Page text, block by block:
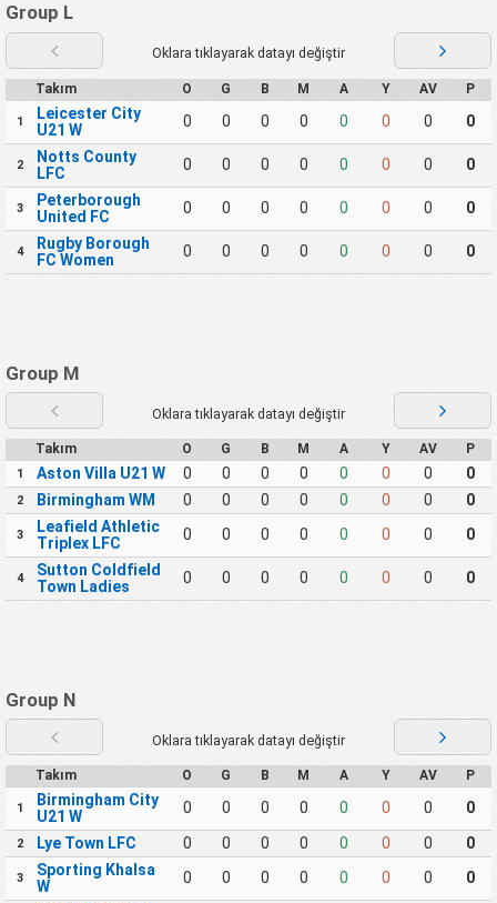
Group L
Oklara tıklayarak datayı değiştir
Takım O G B M A Y AV P
1
Leicester City
U21 W
0 0 0 0 0 0 0 0
2
Notts County
LFC
0 0 0 0 0 0 0 0
3
Peterborough
United FC
0 0 0 0 0 0 0 0
4
Rugby Borough
FC Women
0 0 0 0 0 0 0 0
Group M
Oklara tıklayarak datayı değiştir
Takım O G B M A Y AV P
1 Aston Villa U21 W 0 0 0 0 0 0 0 0
2 Birmingham WM 0 0 0 0 0 0 0 0
3
Leafield Athletic
Triplex LFC
0 0 0 0 0 0 0 0
4
Sutton Coldfield
Town Ladies
0 0 0 0 0 0 0 0
Group N
Oklara tıklayarak datayı değiştir
Takım O G B M A Y AV P
1
Birmingham City
U21 W
0 0 0 0 0 0 0 0
2 Lye Town LFC 0 0 0 0 0 0 0 0
3
Sporting Khalsa
W
0 0 0 0 0 0 0 0